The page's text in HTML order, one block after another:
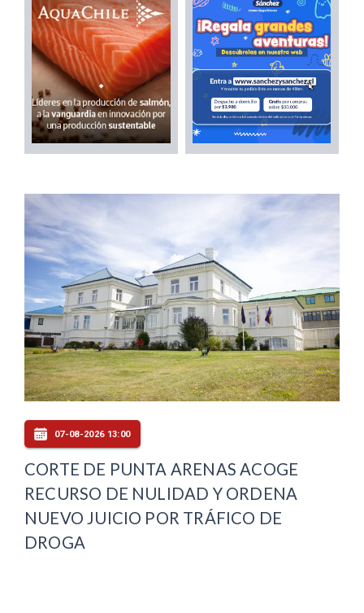
07-08-2026 13:00
CORTE DE PUNTA ARENAS ACOGE
RECURSO DE NULIDAD Y ORDENA
NUEVO JUICIO POR TRÁFICO DE
DROGA